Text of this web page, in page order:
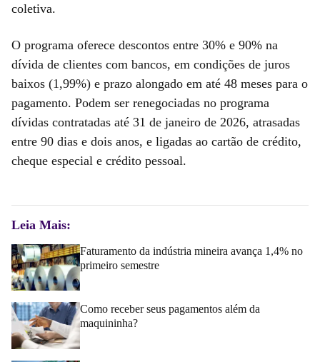
coletiva.
O programa oferece descontos entre 30% e 90% na
dívida de clientes com bancos, em condições de juros
baixos (1,99%) e prazo alongado em até 48 meses para o
pagamento. Podem ser renegociadas no programa
dívidas contratadas até 31 de janeiro de 2026, atrasadas
entre 90 dias e dois anos, e ligadas ao cartão de crédito,
cheque especial e crédito pessoal.
Leia Mais:
Faturamento da indústria mineira avança 1,4% no
primeiro semestre
Como receber seus pagamentos além da
maquininha?